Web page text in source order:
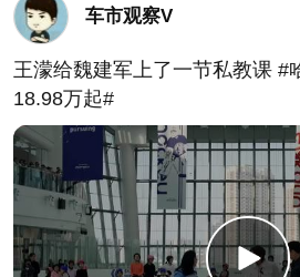
车市观察V
王濛给魏建军上了一节私教课 #
18.98万起#